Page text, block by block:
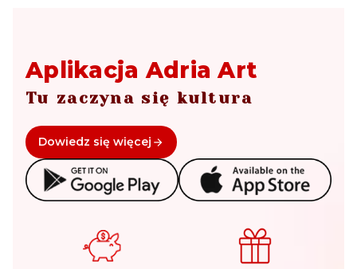
Aplikacja Adria Art
Tu zaczyna się kultura
Dowiedz się więcej